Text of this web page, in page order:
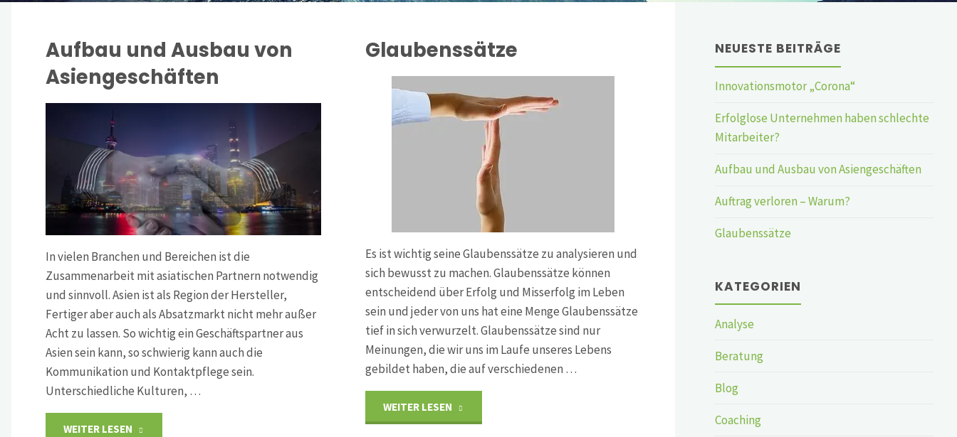
Aufbau und Ausbau von
Asiengeschäften
In vielen Branchen und Bereichen ist die
Zusammenarbeit mit asiatischen Partnern notwendig
und sinnvoll. Asien ist als Region der Hersteller,
Fertiger aber auch als Absatzmarkt nicht mehr außer
Acht zu lassen. So wichtig ein Geschäftspartner aus
Asien sein kann, so schwierig kann auch die
Kommunikation und Kontaktpflege sein.
Unterschiedliche Kulturen, …
WEITER LESEN
Glaubenssätze
Es ist wichtig seine Glaubenssätze zu analysieren und
sich bewusst zu machen. Glaubenssätze können
entscheidend über Erfolg und Misserfolg im Leben
sein und jeder von uns hat eine Menge Glaubenssätze
tief in sich verwurzelt. Glaubenssätze sind nur
Meinungen, die wir uns im Laufe unseres Lebens
gebildet haben, die auf verschiedenen …
WEITER LESEN
NEUESTE BEITRÄGE
Innovationsmotor „Corona“
Erfolglose Unternehmen haben schlechte
Mitarbeiter?
Aufbau und Ausbau von Asiengeschäften
Auftrag verloren – Warum?
Glaubenssätze
KATEGORIEN
Analyse
Beratung
Blog
Coaching